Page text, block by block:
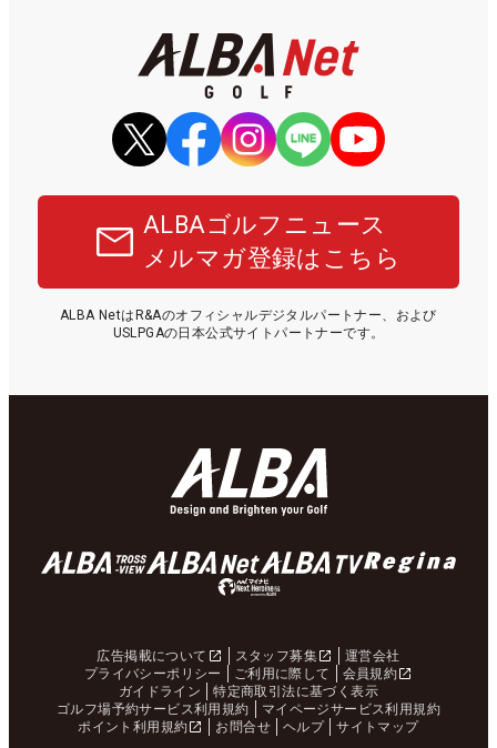
ALBAゴルフニュース
メルマガ登録はこちら
ALBA NetはR&Aのオフィシャルデジタルパートナー、および
USLPGAの日本公式サイトパートナーです。
広告掲載について スタッフ募集
運営会社
プライバシーポリシー
ご利用に際して
会員規約
ガイドライン
特定商取引法に基づく表示
ゴルフ場予約サービス利用規約
マイページサービス利用規約
ポイント利用規約
お問合せ ヘルプ サイトマップ